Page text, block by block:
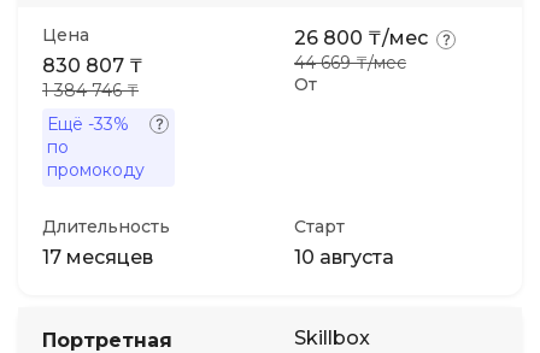
Цена
830 807 ₸
1 384 746 ₸
Ещё -33%
по
промокоду
От
26 800 ₸/мес
44 669 ₸/мес
Длительность
17 месяцев
Старт
10 августа
Портретная
Skillbox